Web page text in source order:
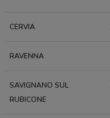
CERVIA
RAVENNA
SAVIGNANO SUL
RUBICONE